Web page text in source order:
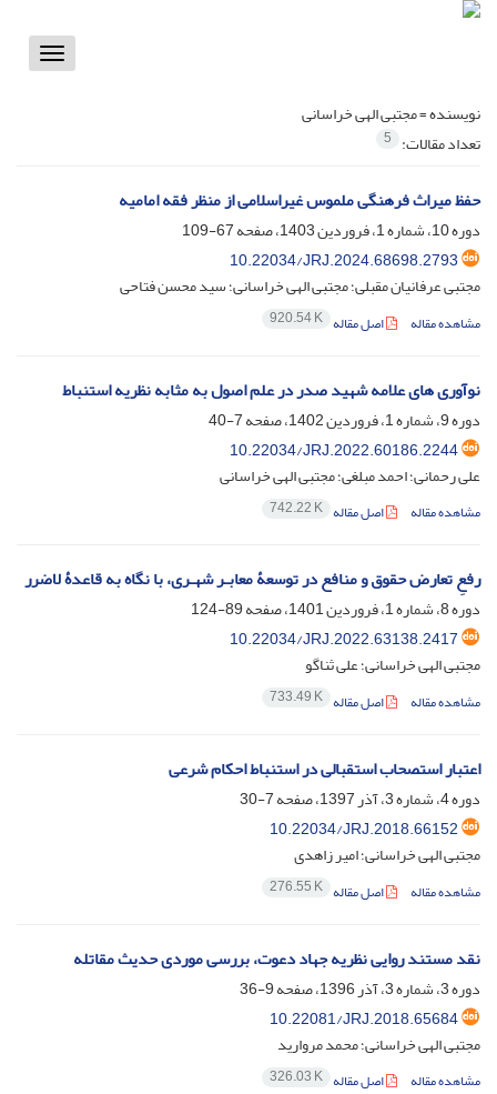
Toggle
نویسنده =مجتبی الهی خراسانی
تعداد مقالات: 5
حفظ میراث فرهنگی ملموس غیراسلامی از منظر فقه امامیه
دوره 10، شماره 1، فروردین 1403، صفحه
67-109
10.22034/JRJ.2024.68698.2793
مجتبی عرفانیان مقبلی؛ مجتبی الهی خراسانی؛ سید محسن فتاحی
مشاهده مقاله اصل مقاله 920.54 K
نوآوری های علامه شهید صدر در علم اصول به مثابه نظریه استنباط
دوره 9، شماره 1، فروردین 1402، صفحه
7-40
10.22034/JRJ.2022.60186.2244
علی رحمانی؛ احمد مبلغی؛ مجتبی الهی خراسانی
مشاهده مقاله اصل مقاله 742.22 K
رفعِ تعارض حقوق و منافع در توسعۀ معابـر شهـری، با نگاه به قاعدۀ لاضرر
دوره 8، شماره 1، فروردین 1401، صفحه
89-124
10.22034/JRJ.2022.63138.2417
مجتبی الهی خراسانی؛ علی ثناگو
مشاهده مقاله اصل مقاله 733.49 K
اعتبار استصحاب استقبالی در استنباط احکام شرعی
دوره 4، شماره 3، آذر 1397، صفحه
7-30
10.22034/JRJ.2018.66152
مجتبی الهی خراسانی؛ امیر زاهدی
مشاهده مقاله اصل مقاله 276.55 K
نقد مستند روایی نظریه جهاد دعوت، بررسی موردی حدیث مقاتله
دوره 3، شماره 3، آذر 1396، صفحه
9-36
10.22081/JRJ.2018.65684
مجتبی الهی خراسانی؛ محمد مروارید
مشاهده مقاله اصل مقاله 326.03 K